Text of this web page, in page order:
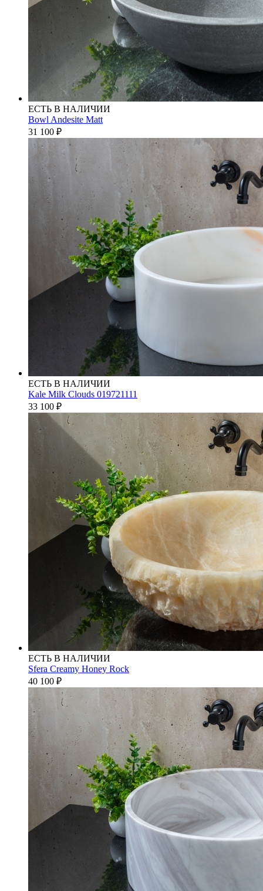
ЕСТЬ В НАЛИЧИИ
Bowl Andesite Matt
31 100 ₽
ЕСТЬ В НАЛИЧИИ
Kale Milk Clouds 019721111
33 100 ₽
ЕСТЬ В НАЛИЧИИ
Sfera Creamy Honey Rock
40 100 ₽